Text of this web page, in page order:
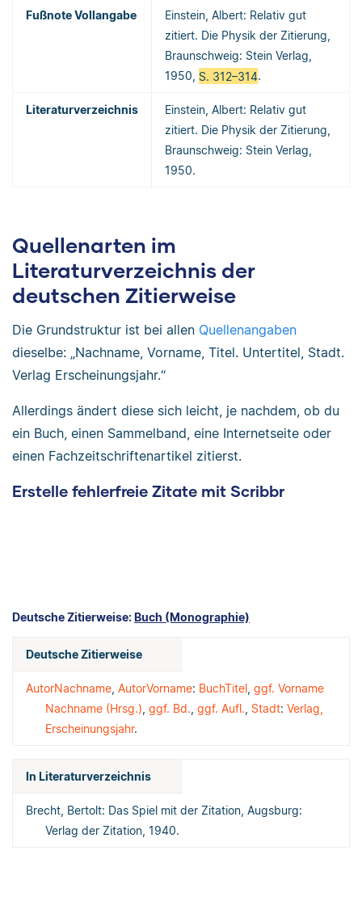
Fußnote Vollangabe
Einstein, Albert: Relativ gut
zitiert. Die Physik der Zitierung,
Braunschweig: Stein Verlag,
1950, S. 312–314.
Literaturverzeichnis
Einstein, Albert: Relativ gut
zitiert. Die Physik der Zitierung,
Braunschweig: Stein Verlag,
1950.
Quellenarten im
Literaturverzeichnis der
deutschen Zitierweise
Die Grundstruktur ist bei allen Quellenangaben
dieselbe: „Nachname, Vorname, Titel. Untertitel, Stadt.
Verlag Erscheinungsjahr.“
Allerdings ändert diese sich leicht, je nachdem, ob du
ein Buch, einen Sammelband, eine Internetseite oder
einen Fachzeitschriftenartikel zitierst.
Erstelle fehlerfreie Zitate mit Scribbr
Deutsche Zitierweise: Buch (Monographie)
Deutsche Zitierweise
AutorNachname, AutorVorname: BuchTitel , ggf. Vorname
Nachname (Hrsg.), ggf. Bd., ggf. Aufl., Stadt: Verlag,
Erscheinungsjahr.
In Literaturverzeichnis
Brecht, Bertolt: Das Spiel mit der Zitation, Augsburg:
Verlag der Zitation, 1940.